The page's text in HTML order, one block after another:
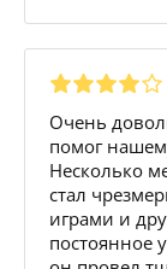
Очень
помог
Несколько
стал
играми и
постоянное